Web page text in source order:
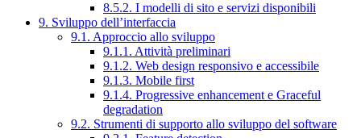
8.5.2. I modelli di sito e servizi disponibili
9. Sviluppo dell’interfaccia
9.1. Approccio allo sviluppo
9.1.1. Attività preliminari
9.1.2. Web design responsivo e accessibile
9.1.3. Mobile first
9.1.4. Progressive enhancement e Graceful
degradation
9.2. Strumenti di supporto allo sviluppo del software